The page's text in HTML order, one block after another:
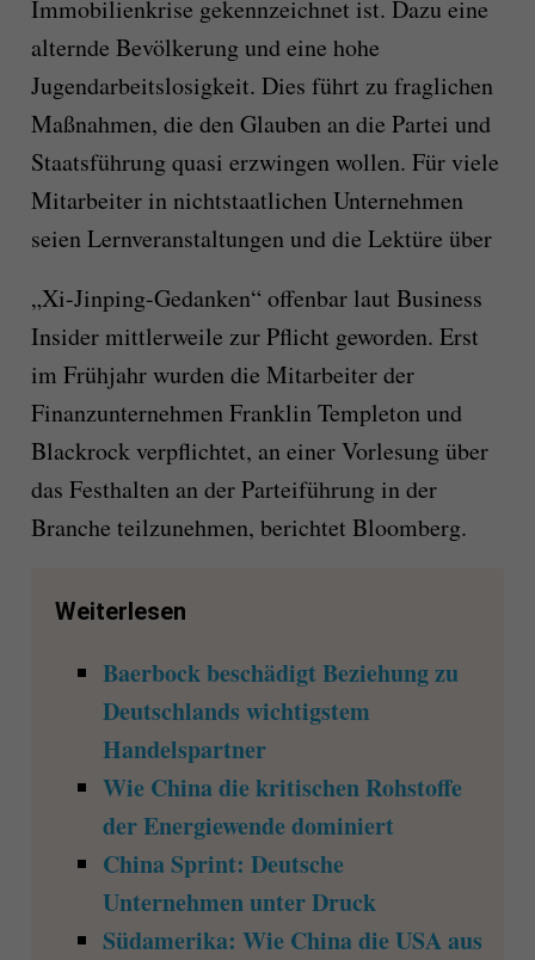
Immobilienkrise gekennzeichnet ist. Dazu eine
alternde Bevölkerung und eine hohe
Jugendarbeitslosigkeit. Dies führt zu fraglichen
Maßnahmen, die den Glauben an die Partei und
Staatsführung quasi erzwingen wollen. Für viele
Mitarbeiter in nichtstaatlichen Unternehmen
seien Lernveranstaltungen und die Lektüre über
„Xi-Jinping-Gedanken“ offenbar laut Business
Insider mittlerweile zur Pflicht geworden. Erst
im Frühjahr wurden die Mitarbeiter der
Finanzunternehmen Franklin Templeton und
Blackrock verpflichtet, an einer Vorlesung über
das Festhalten an der Parteiführung in der
Branche teilzunehmen, berichtet Bloomberg.
Weiterlesen
Baerbock beschädigt Beziehung zu
Deutschlands wichtigstem
Handelspartner
Wie China die kritischen Rohstoffe
der Energiewende dominiert
China Sprint: Deutsche
Unternehmen unter Druck
Südamerika: Wie China die USA aus